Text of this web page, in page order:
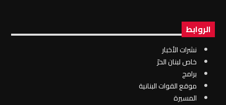
الروابط
نشرات الأخبار
خاص لبنان الحرّ
برامج
موقع القوات البنانية
المسيرة